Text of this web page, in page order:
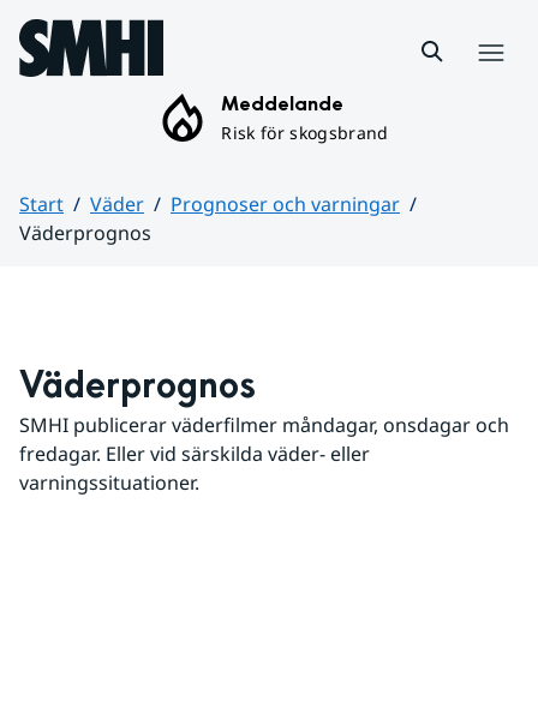
Hoppa till sidans innehåll
Meddelande
Risk för skogsbrand
Start Väder
Prognoser och varningar
Väderprognos
Väderprognos
SMHI publicerar väderfilmer måndagar, onsdagar och
fredagar. Eller vid särskilda väder- eller
varningssituationer.